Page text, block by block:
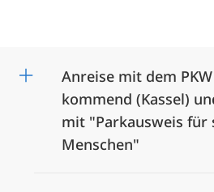
Anreise mit dem
kommend (Kassel)
mit "Parkausweis für
Menschen"